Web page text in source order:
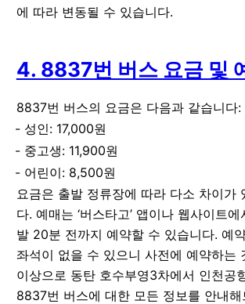
에 따라 변동될 수 있습니다.
4. 8837번 버스 요금 및
8837번 버스의 요금은 다음과 같습니다:
성인: 17,000원
중고생: 11,900원
어린이: 8,500원
요금은 출발 정류장에 따라 다소 차이가
다. 예매는 ‘버스타고’ 앱이나 웹사이트
발 20분 전까지 예약할 수 있습니다. 예
좌석이 없을 수 있으니 사전에 예약하는
이상으로 동탄 호수부영3차에서 인천공
8837번 버스에 대한 모든 정보를 안내해